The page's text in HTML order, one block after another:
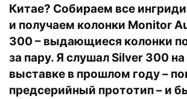
Китае? Собираем все
и получаем колонки Monitor
300 – выдающиеся колонки
за пару. Я слушал Silver 300
выставке в прошлом году –
предсерийный прототип – и